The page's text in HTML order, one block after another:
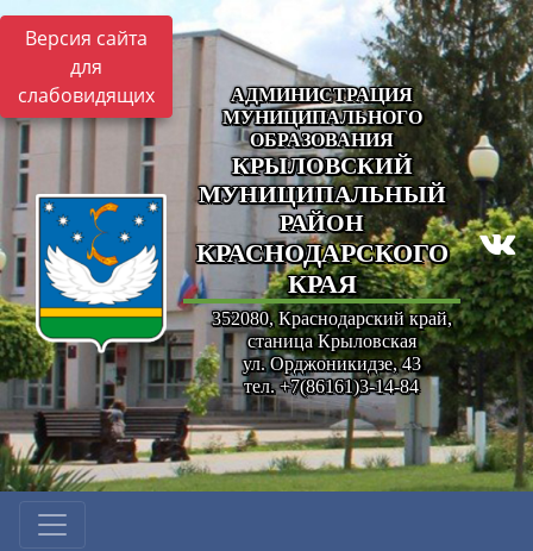
Версия сайта
для
слабовидящих
АДМИНИСТРАЦИЯ
МУНИЦИПАЛЬНОГО
ОБРАЗОВАНИЯ
КРЫЛОВСКИЙ
МУНИЦИПАЛЬНЫЙ
РАЙОН
КРАСНОДАРСКОГО
КРАЯ
352080, Краснодарский край,
станица Крыловская
ул. Орджоникидзе, 43
тел. +7(86161)3-14-84